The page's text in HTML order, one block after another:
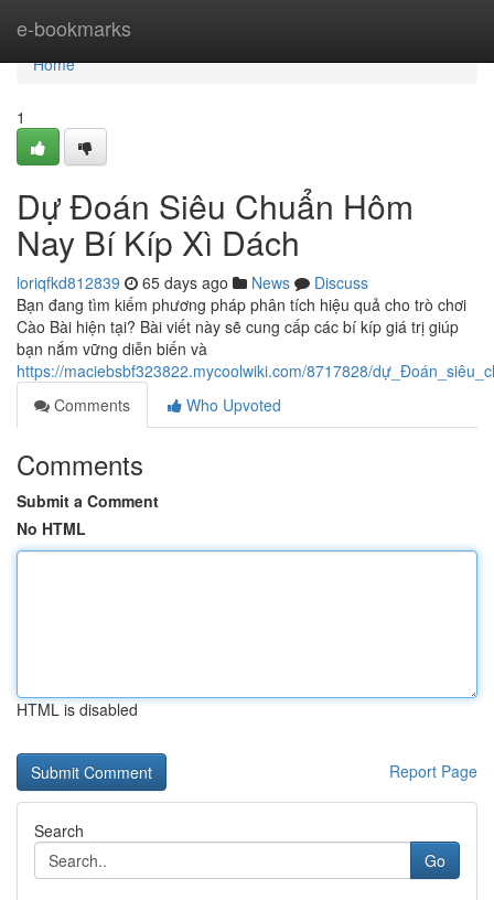
e-bookmarks
Home
Home
1
Dự Đoán Siêu Chuẩn Hôm
Nay Bí Kíp Xì Dách
loriqfkd812839 65 days ago News
Discuss
Bạn đang tìm kiếm phương pháp phân tích hiệu quả cho trò chơi
Cào Bài hiện tại? Bài viết này sẽ cung cấp các bí kíp giá trị giúp
bạn nắm vững diễn biến và
https://maciebsbf323822.mycoolwiki.com/8717828/
Comments
Who Upvoted
Comments
Submit a Comment
No HTML
HTML is disabled
Report Page
Search
Go